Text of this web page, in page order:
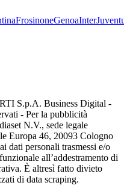
FrosinoneGenoaInter
RTI S.p.A. Business Digital -
- Per la pubblicità
N.V., sede legale
Europa 46, 20093 Cologno
dati personali trasmessi e/o
all’addestramento di
È altresì fatto divieto
di data scraping.